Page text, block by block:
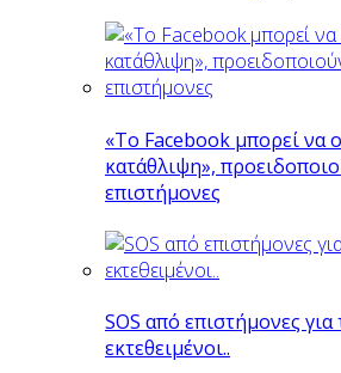
«Το Facebook μπορεί να
κατάθλιψη»,
επιστήμονες
SOS από επιστήμονες για
εκτεθειμένοι..